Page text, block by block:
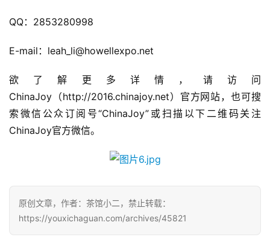
QQ：2853280998
E-mail：leah_li@howellexpo.net
欲了解更多详情，请访问
ChinaJoy（http://2016.chinajoy.net）官方网站，也可搜
索微信公众订阅号“ChinaJoy”或扫描以下二维码关注
ChinaJoy官方微信。
原创文章，作者：茶馆小二，禁止转载：
https://youxichaguan.com/archives/45821